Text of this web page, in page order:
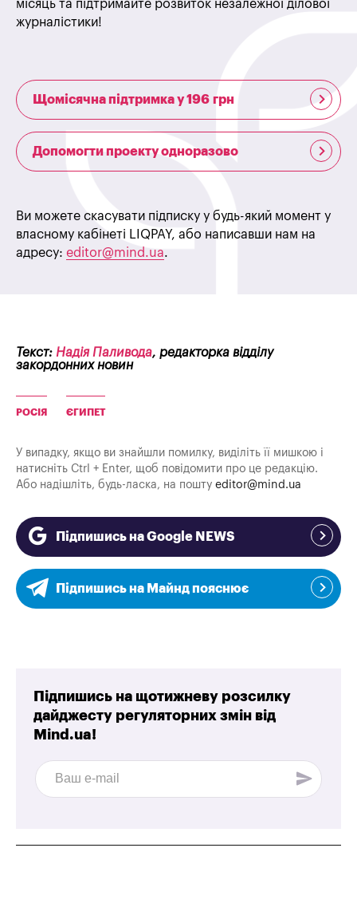
місяць та підтримайте розвиток незалежної ділової
журналістики!
Щомісячна підтримка у 196 грн
Допомогти проекту одноразово
Ви можете скасувати підписку у будь-який момент у
власному кабінеті LIQPAY, або написавши нам на
адресу: editor@mind.ua.
Текст: Надія Паливода, редакторка відділу
закордонних новин
РОСІЯ ЄГИПЕТ
У випадку, якщо ви знайшли помилку, виділіть її мишкою і
натисніть Ctrl + Enter, щоб повідомити про це редакцію.
Або надішліть, будь-ласка, на пошту editor@mind.ua
Підпишись на Google NEWS
Підпишись на Майнд пояснює
Підпишись на щотижневу розсилку
дайджесту регуляторних змін від
Mind.ua!